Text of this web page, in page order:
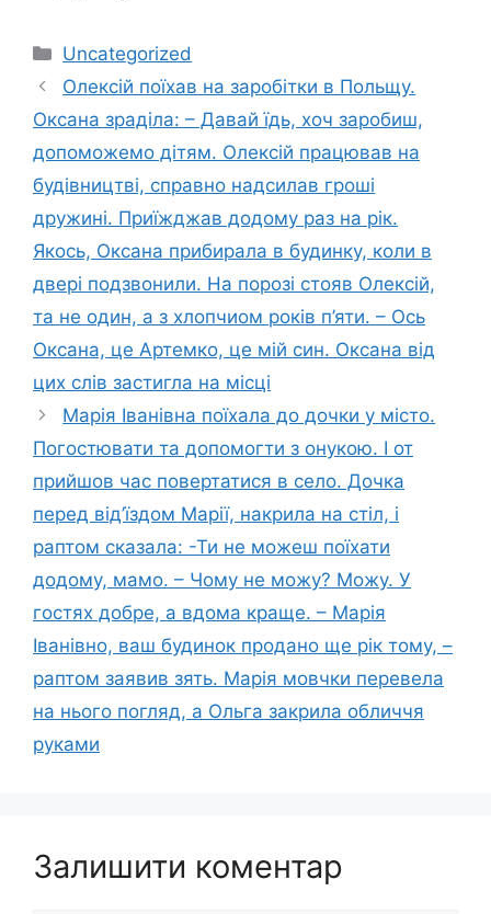
Категорії
Uncategorized
Олексій поїхав на заробітки в Польщу.
Оксана зраділа: – Давай їдь, хоч заробиш,
допоможемо дітям. Олексій працював на
будівництві, справно надсилав гроші
дружині. Приїжджав додому раз на рік.
Якось, Оксана прибирала в будинку, коли в
двері подзвонили. На порозі стояв Олексій,
та не один, а з хлопчиом років п’яти. – Ось
Оксана, це Артемко, це мій син. Оксана від
цих слів застигла на місці
Марія Іванівна поїхала до дочки у місто.
Погостювати та допомогти з онукою. І от
прийшов час повертатися в село. Дочка
перед від’їздом Марії, накрила на стіл, і
раптом сказала: -Ти не можеш поїхати
додому, мамо. – Чому не можу? Можу. У
гостях добре, а вдома краще. – Марія
Іванівно, ваш будинок продано ще рік тому, –
раптом заявив зять. Марія мовчки перевела
на нього погляд, а Ольга закрила обличчя
руками
Залишити коментар